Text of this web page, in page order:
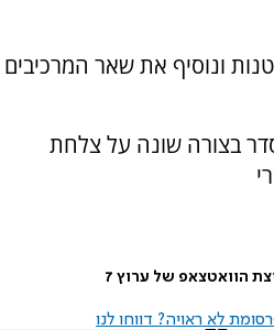
ונוסיף את שאר המרכיבים
בצורה שונה על צלחת
הוואטצאפ של ערוץ 7
לא ראויה? דווחו לנו